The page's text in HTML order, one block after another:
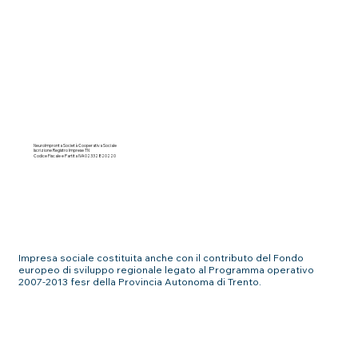
NeuroImpronta Società Cooperativa Sociale
Iscrizione Registro Imprese TN
Codice Fiscale e Partita IVA 02332820220
Impresa sociale costituita anche con il contributo del Fondo
europeo di sviluppo regionale legato al Programma operativo
2007-2013 fesr della Provincia Autonoma di Trento.